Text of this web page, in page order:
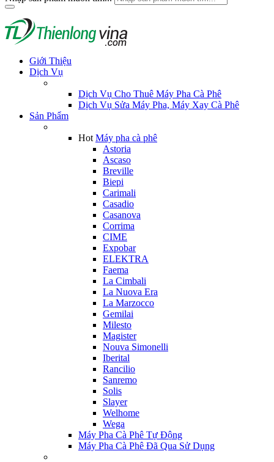
Giới Thiệu
Dịch Vụ
Dịch Vụ Cho Thuê Máy Pha Cà Phê
Dịch Vụ Sửa Máy Pha, Máy Xay Cà Phê
Sản Phẩm
Hot Máy pha cà phê
Astoria
Ascaso
Breville
Biepi
Carimali
Casadio
Casanova
Corrima
CIME
Expobar
ELEKTRA
Faema
La Cimbali
La Nuova Era
La Marzocco
Gemilai
Milesto
Magister
Nouva Simonelli
Iberital
Rancilio
Sanremo
Solis
Slayer
Welhome
Wega
Máy Pha Cà Phê Tự Động
Máy Pha Cà Phê Đã Qua Sử Dụng